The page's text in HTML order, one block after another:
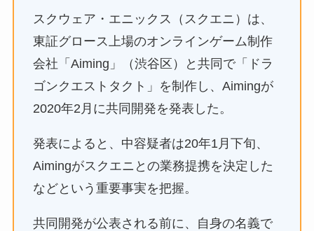
スクウェア・エニックス（スクエニ）は、
東証グロース上場のオンラインゲーム制作
会社「Aiming」（渋谷区）と共同で「ドラ
ゴンクエストタクト」を制作し、Aimingが
2020年2月に共同開発を発表した。
発表によると、中容疑者は20年1月下旬、
Aimingがスクエニとの業務提携を決定した
などという重要事実を把握。
共同開発が公表される前に、自身の名義で